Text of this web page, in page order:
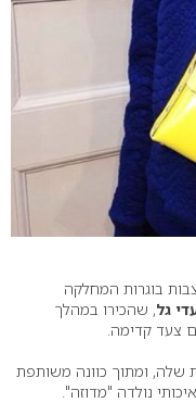
על ידי המעצבות בוגרות המחלקה
גל, שהכירו במהלך
צעד קדימה.
שלה, ומתוך כוונה משותפת
נולדה "מדוזה".